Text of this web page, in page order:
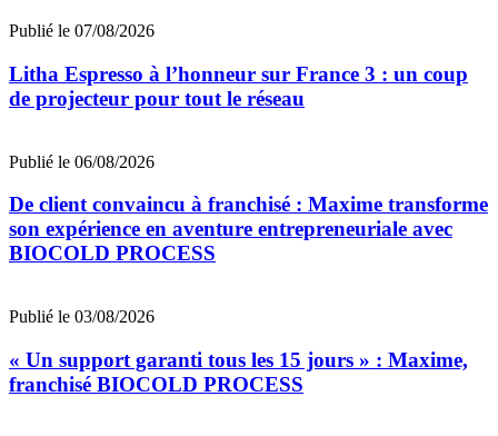
Publié le 07/08/2026
Litha Espresso à l’honneur sur France 3 : un coup
de projecteur pour tout le réseau
Publié le 06/08/2026
De client convaincu à franchisé : Maxime transforme
son expérience en aventure entrepreneuriale avec
BIOCOLD PROCESS
Publié le 03/08/2026
« Un support garanti tous les 15 jours » : Maxime,
franchisé BIOCOLD PROCESS